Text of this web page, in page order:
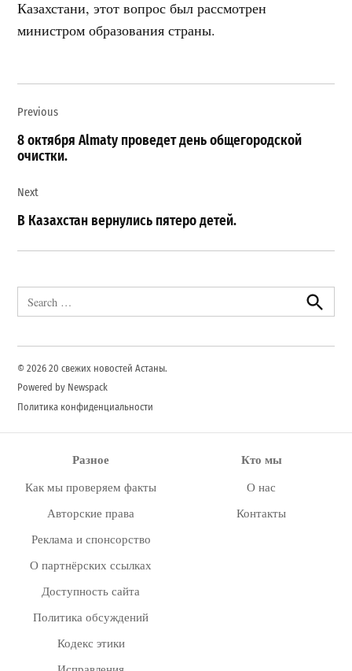
Казахстани, этот вопрос был рассмотрен
министром образования страны.
по
записям
Previous
8 октября Almaty проведет день общегородской
очистки.
Next
В Казахстан вернулись пятеро детей.
for:
Search
© 2026 20 свежих новостей Астаны.
Powered by Newspack
Политика конфиденциальности
Разное
Как мы проверяем факты
Авторские права
Реклама и спонсорство
О партнёрских ссылках
Доступность сайта
Политика обсуждений
Кодекс этики
Кто мы
О нас
Контакты